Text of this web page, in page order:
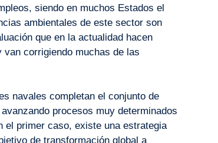
siendo en muchos Estados el
ambientales de este sector son
que en la actualidad hacen
corrigiendo muchas de las
navales completan el conjunto de
procesos muy determinados
el primer caso, existe una estrategia
de transformación global a